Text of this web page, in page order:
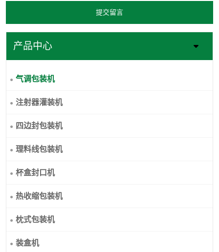
提交留言
产品中心
气调包装机
注射器灌装机
四边封包装机
理料线包装机
杯盒封口机
热收缩包装机
枕式包装机
装盒机